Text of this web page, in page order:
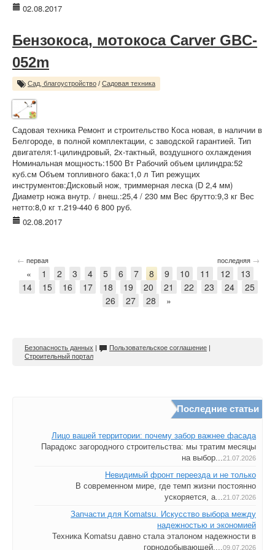
02.08.2017
Бензокоса, мотокоса Carver GBC-
052m
Сад, благоустройство / Садовая техника
Садовая техника Ремонт и строительство Коса новая, в наличии в
Белгороде, в полной комплектации, с заводской гарантией. Тип
двигателя:1-цилиндровый, 2х-тактный, воздушного охлаждения
Номинальная мощность:1500 Вт Рабочий объем цилиндра:52
куб.см Объем топливного бака:1,0 л Тип режущих
инструментов:Дисковый нож, триммерная леска (D 2,4 мм)
Диаметр ножа внутр. / внеш.:25,4 / 230 мм Вес брутто:9,3 кг Вес
нетто:8,0 кг т.219-440 6 800 руб.
02.08.2017
← первая последняя →
« 1 2 3 4 5 6 7 8 9 10 11 12
13
14
15 16 17 18 19 20 21 22 23 24
25
26
27 28 »
Безопасность данных | Пользовательское соглашение |
Строительный портал
Последние статьи
Лицо вашей территории: почему забор важнее фасада
Парадокс загородного строительства: мы тратим месяцы
на выбор...21.07.2026
Невидимый фронт переезда и не только
В современном мире, где темп жизни постоянно
ускоряется, а...21.07.2026
Запчасти для Komatsu. Искусство выбора между
надежностью и экономией
Техника Komatsu давно стала эталоном надежности в
горнодобывающей,...09.07.2026